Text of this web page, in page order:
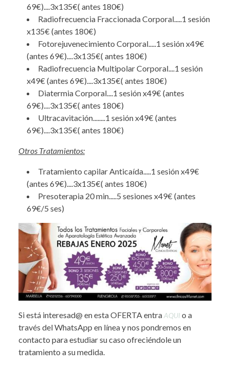
69€)....3x135€( antes 180€)
Radiofrecuencia Fraccionada Corporal.....1 sesión
x135€ (antes 180€)
Fotorejuvenecimiento Corporal.....1 sesión x49€
(antes 69€)....3x135€( antes 180€)
Radiofrecuencia Multipolar Corporal....1 sesión
x49€ (antes 69€)....3x135€( antes 180€)
Diatermia Corporal....1 sesión x49€ (antes
69€)....3x135€( antes 180€)
Ultracavitación........1 sesión x49€ (antes
69€)....3x135€( antes 180€)
Otros Tratamientos:
Tratamiento capilar Anticaída.....1 sesión x49€
(antes 69€)....3x135€( antes 180€)
Presoterapia 20 min.....5 sesiones x49€ (antes
69€/5 ses)
Si está interesad@ en esta OFERTA entraAQUI o a
través del WhatsApp en línea y nos pondremos en
contacto para estudiar su caso ofreciéndole un
tratamiento a su medida.